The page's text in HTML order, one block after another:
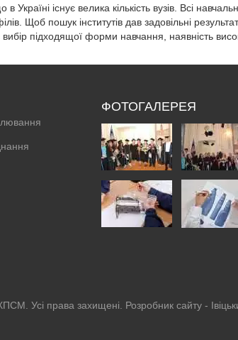
Україні існує велика кількість вузів. Всі
Щоб пошук інститутів дав задовільні
підходящої форми навчання, наявність
ФОТОГАЛЕРЕЯ
Усі права захищені. Розробник сайту -